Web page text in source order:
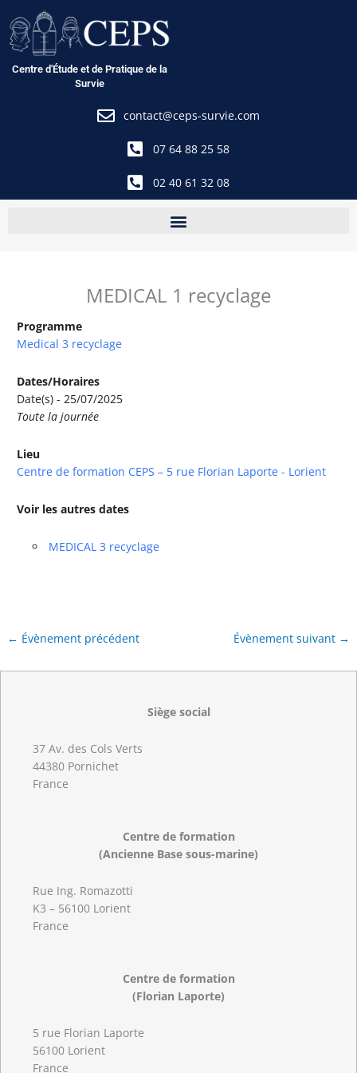
au
contenu
Centre d'Étude et de Pratique de la
Survie
contact@ceps-survie.com
07 64 88 25 58
02 40 61 32 08
MEDICAL 1 recyclage
Programme
Medical 3 recyclage
Dates/Horaires
Date(s) - 25/07/2025
Toute la journée
Lieu
Centre de formation CEPS – 5 rue Florian Laporte - Lorient
Voir les autres dates
MEDICAL 3 recyclage
← Évènement précédent Évènement suivant →
Siège social
37 Av. des Cols Verts
44380 Pornichet
France
Centre de formation
(Ancienne Base sous-marine)
Rue Ing. Romazotti
K3 – 56100 Lorient
France
Centre de formation
(Florian Laporte)
5 rue Florian Laporte
56100 Lorient
France